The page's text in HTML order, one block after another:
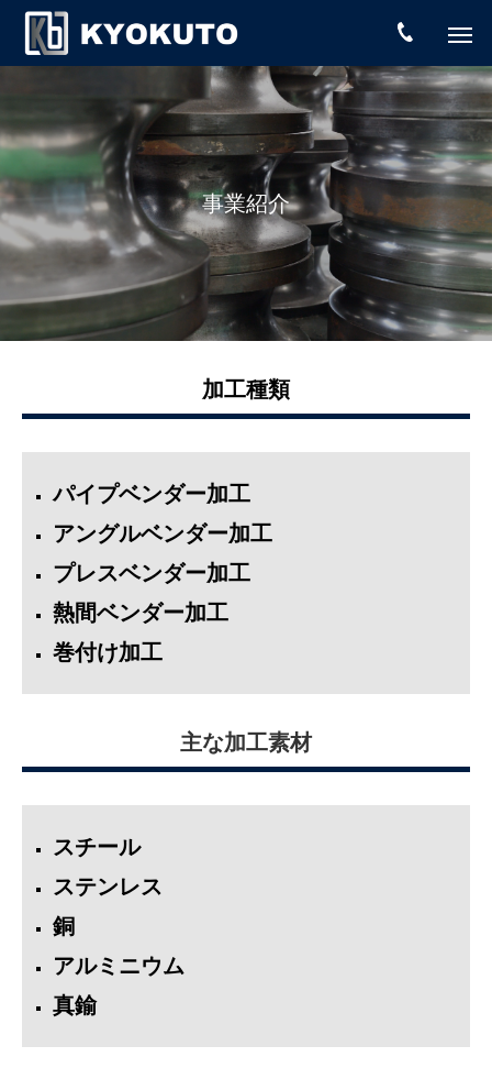
事業紹介
加工種類
パイプベンダー加工
アングルベンダー加工
プレスベンダー加工
熱間ベンダー加工
巻付け加工
主な加工素材
スチール
ステンレス
銅
アルミニウム
真鍮